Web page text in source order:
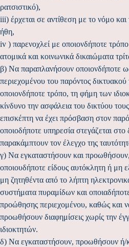
ρατσιστικό),
iii) έρχεται σε αντίθεση με το νόμο
ήθη,
iv ) παρενοχλεί με οποιονδήποτε
ατομικά και κοινωνικά δικαιώματα
β) Να παραπλανήσουν οποιονδήποτε
περιεχομένου του παρόντος
οποιονδήποτε τρόπο, τη φήμη των
κίνδυνο την ασφάλεια του δικτύου
επισκέπτη να έχει πρόσβαση στον
οποιοδήποτε υπηρεσία στεγάζεται στο
παρακάμπτουν τον έλεγχο της
γ) Να εγκαταστήσουν και
οποιουδήποτε είδους αυτόκλητη ή μη
μη ζητηθέντα από το λήπτη
συστήματα πυραμίδων και
προώθησης περιεχομένου, καθώς και
προωθήσουν διαφημίσεις χωρίς την
ιδιοκτητών.
δ) Να εγκαταστήσουν, προωθήσουν ή/